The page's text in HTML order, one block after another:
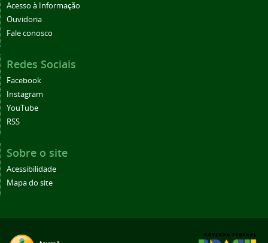
Acesso à Informação
Ouvidoria
Fale conosco
Redes Sociais
Facebook
Instagram
YouTube
RSS
Sobre o site
Acessibilidade
Mapa do site